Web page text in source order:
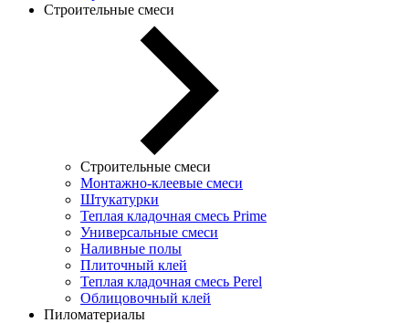
Строительные смеси
Строительные смеси
Монтажно-клеевые смеси
Штукатурки
Теплая кладочная смесь Prime
Универсальные смеси
Наливные полы
Плиточный клей
Теплая кладочная смесь Perel
Облицовочный клей
Пиломатериалы